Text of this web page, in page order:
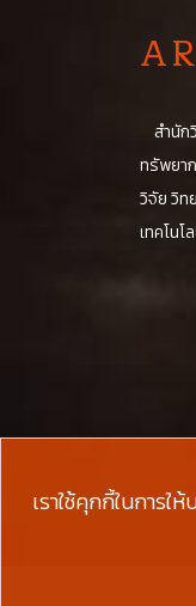
A
สำนัก
ทรัพยา
วิจัย วิท
เทคโนโ
เราใช้คุกกี้ในการ